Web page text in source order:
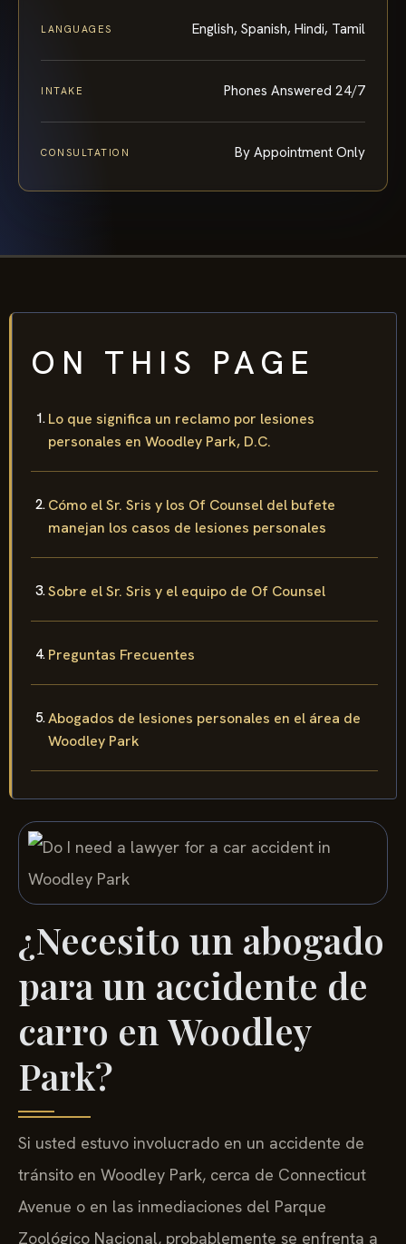
LANGUAGES English, Spanish, Hindi, Tamil
INTAKE Phones Answered 24/7
CONSULTATION By Appointment Only
ON THIS PAGE
Lo que significa un reclamo por lesiones
personales en Woodley Park, D.C.
Cómo el Sr. Sris y los Of Counsel del bufete
manejan los casos de lesiones personales
Sobre el Sr. Sris y el equipo de Of Counsel
Preguntas Frecuentes
Abogados de lesiones personales en el área de
Woodley Park
¿Necesito un abogado
para un accidente de
carro en Woodley
Park?
Si usted estuvo involucrado en un accidente de
tránsito en Woodley Park, cerca de Connecticut
Avenue o en las inmediaciones del Parque
Zoológico Nacional, probablemente se enfrenta a